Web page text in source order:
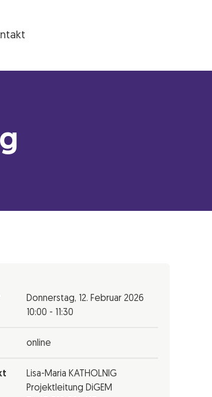
Donnerstag,
12. Februar 2026
10:00 - 11:30
online
Lisa-Maria KATHOLNIG
Projektleitung DiGEM